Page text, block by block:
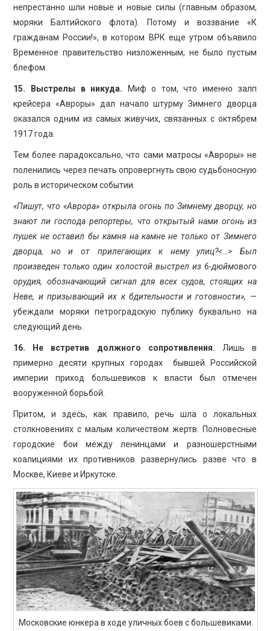
непрестанно шли новые и новые силы (главным образом,
моряки Балтийского флота). Потому и воззвание «К
гражданам России!», в котором ВРК еще утром объявило
Временное правительство низложенным, не было пустым
блефом.
15. Выстрелы в никуда.
Миф о том, что именно залп
крейсера «Авроры» дал начало штурму Зимнего дворца
оказался одним из самых живучих, связанных с октябрем
1917 года.
Тем более парадоксально, что сами матросы «Авроры» не
поленились через печать опровергнуть свою судьбоносную
роль в историческом событии.
«Пишут, что «Аврора» открыла огонь по Зимнему дворцу, но
знают ли господа репортеры, что открытый нами огонь из
пушек не оставил бы камня на камне не только от Зимнего
дворца, но и от прилегающих к нему улиц?<…> Был
произведен только один холостой выстрел из 6-дюймового
орудия, обозначающий сигнал для всех судов, стоящих на
Неве, и призывающий их к бдительности и готовности», —
убеждали моряки петроградскую публику буквально на
следующий день.
16. Не встретив должного сопротивления. Лишь в
примерно десяти крупных городах бывшей Российской
империи приход большевиков к власти был отмечен
вооруженной борьбой.
Притом, и здесь, как правило, речь шла о локальных
столкновениях с малым количеством жертв. Полновесные
городские бои между ленинцами и разношерстными
коалициями их противников развернулись разве что в
Москве, Киеве и Иркутске.
Московские юнкера в ходе уличных боев с большевиками.